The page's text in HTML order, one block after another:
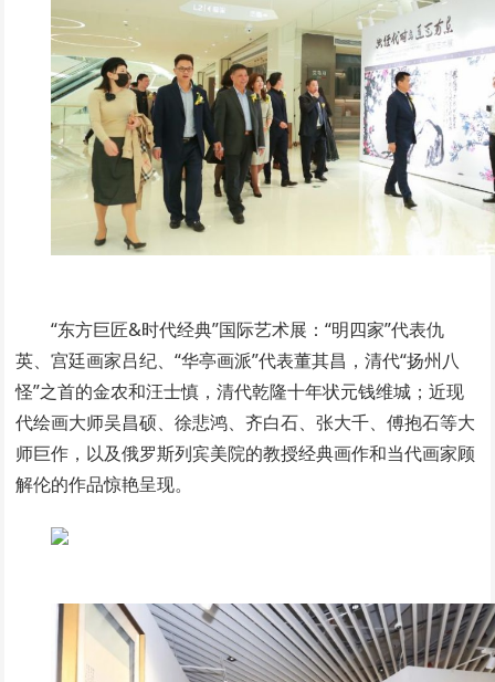
“东方巨匠&时代经典”国际艺术展：“明四家”代表仇
英、宫廷画家吕纪、“华亭画派”代表董其昌，清代“扬州八
怪”之首的金农和汪士慎，清代乾隆十年状元钱维城；近现
代绘画大师吴昌硕、徐悲鸿、齐白石、张大千、傅抱石等大
师巨作，以及俄罗斯列宾美院的教授经典画作和当代画家顾
解伦的作品惊艳呈现。